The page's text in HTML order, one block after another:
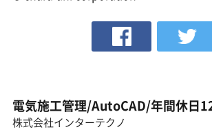
電気施工管理/AutoCAD/年間休日
株式会社インターテクノ